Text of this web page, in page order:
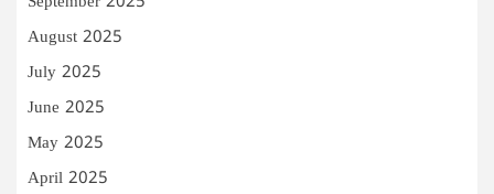
August 2025
July 2025
June 2025
May 2025
April 2025